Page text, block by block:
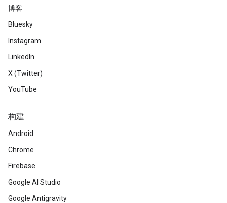
博客
Bluesky
Instagram
LinkedIn
X (Twitter)
YouTube
构建
Android
Chrome
Firebase
Google AI Studio
Google Antigravity